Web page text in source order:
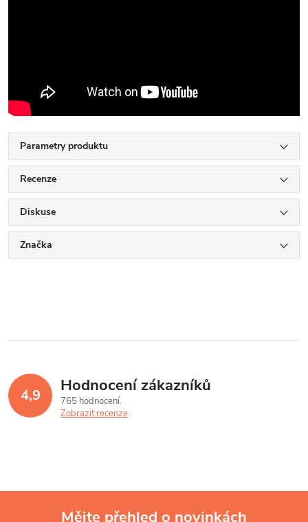
Parametry produktu
Recenze
Diskuse
Značka
4,9 Hodnocení zákazníků
765 hodnocení
Zobrazit recenze
Mějte přehled o novinkách